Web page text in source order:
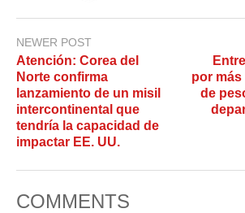
NEWER POST
Atención: Corea del
Norte confirma
lanzamiento de un misil
intercontinental que
tendría la capacidad de
impactar EE. UU.
por más
de
COMMENTS